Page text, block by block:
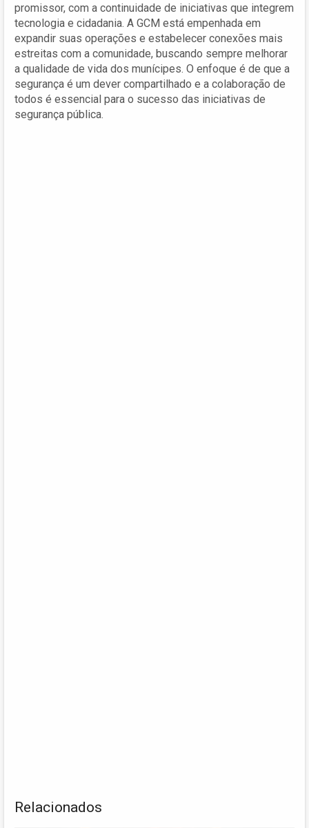
promissor, com a continuidade de iniciativas que integrem
tecnologia e cidadania. A GCM está empenhada em
expandir suas operações e estabelecer conexões mais
estreitas com a comunidade, buscando sempre melhorar
a qualidade de vida dos munícipes. O enfoque é de que a
segurança é um dever compartilhado e a colaboração de
todos é essencial para o sucesso das iniciativas de
segurança pública.
Relacionados